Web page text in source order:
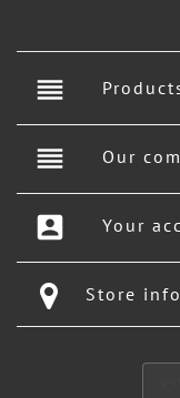
reorder
reorder Our
account_box Your
Store